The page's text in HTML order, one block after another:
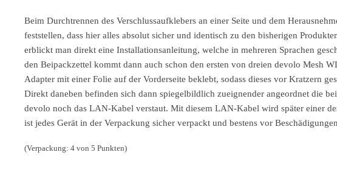
Beim Durchtrennen des Verschlussaufklebers an einer Seite und dem
feststellen, dass hier alles absolut sicher und identisch zu den bisherigen
erblickt man direkt eine Installationsanleitung, welche in mehreren Sprachen
den Beipackzettel kommt dann auch schon den ersten von dreien devolo Mesh
Adapter mit einer Folie auf der Vorderseite beklebt, sodass dieses vor Kratzern
Direkt daneben befinden sich dann spiegelbildlich zueignender angeordnet die
devolo noch das LAN-Kabel verstaut. Mit diesem LAN-Kabel wird später einer
ist jedes Gerät in der Verpackung sicher verpackt und bestens vor
(Verpackung: 4 von 5 Punkten)